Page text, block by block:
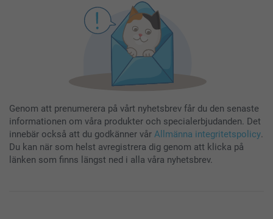
Genom att prenumerera på vårt nyhetsbrev får du den senaste
informationen om våra produkter och specialerbjudanden. Det
innebär också att du godkänner vår Allmänna integritetspolicy.
Du kan när som helst avregistrera dig genom att klicka på
länken som finns längst ned i alla våra nyhetsbrev.